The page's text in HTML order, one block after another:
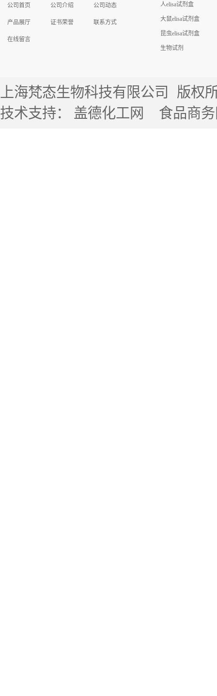
公司首页 公司介绍 公司动态
产品展厅 证书荣誉 联系方式
在线留言
人elisa试剂盒
大鼠elisa试剂盒
昆虫elisa试剂盒
生物试剂
上海梵态生物科技有限公司
版权
技术支持： 盖德化工网 食品商